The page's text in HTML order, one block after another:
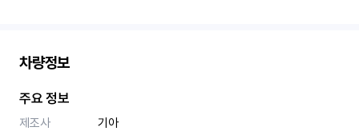
차량정보
주요 정보
제조사
기아